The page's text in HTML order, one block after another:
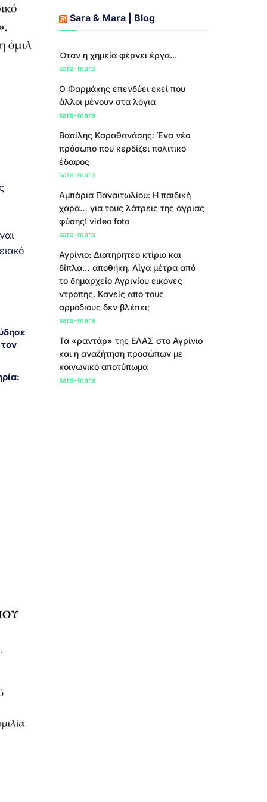
Sara & Mara | Blog
Όταν η χημεία φέρνει έργα...
sara-mara
Ο Φαρμάκης επενδύει εκεί που
άλλοι μένουν στα λόγια
sara-mara
Βασίλης Καραθανάσης: Ένα νέο
πρόσωπο που κερδίζει πολιτικό
έδαφος
sara-mara
Αμπάρια Παναιτωλίου: Η παιδική
χαρά… για τους λάτρεις της άγριας
φύσης! video foto
sara-mara
Αγρίνιο: Διατηρητέο κτίριο και
δίπλα… αποθήκη. Λίγα μέτρα από
το δημαρχείο Αγρινίου εικόνες
ντροπής. Κανείς από τους
αρμόδιους δεν βλέπει;
sara-mara
Τα «ραντάρ» της ΕΛΑΣ στο Αγρίνιο
και η αναζήτηση προσώπων με
κοινωνικό αποτύπωμα
sara-mara